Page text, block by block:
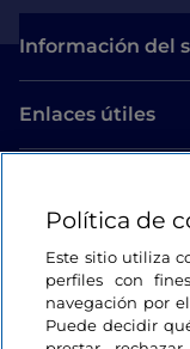
Información del
Enlaces útiles
Estamos en
Política de
Este sitio utiliza
perfiles con
navegación por
Puede decidir